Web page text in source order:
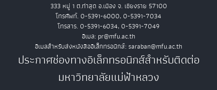
333 หมู่ 1 ต.ท่าสุด อ.เมือง จ. เชียงราย 57100
โทรศัพท์. 0-5391-6000, 0-5391-7034
โทรสาร. 0-5391-6034, 0-5391-7049
อีเมล: pr@mfu.ac.th
อีเมลสำหรับส่งหนังสืออิเล็กทรอนิกส์: saraban@mfu.ac.th
ประกาศช่องทางอิเล็กทรอนิกส์สำหรับติดต่อ
มหาวิทยาลัยแม่ฟ้าหลวง